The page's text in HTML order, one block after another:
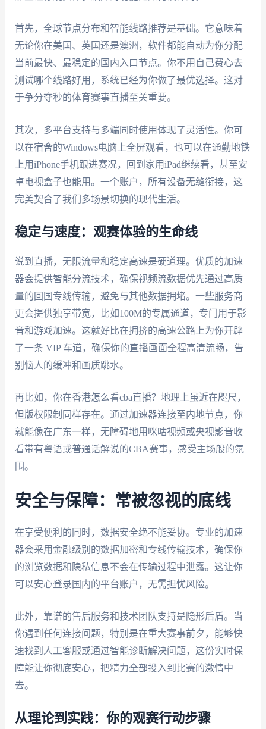
首先，全球节点分布和智能线路推荐是基础。它意味着
无论你在美国、英国还是澳洲，软件都能自动为你分配
当前最快、最稳定的国内入口节点。你不用自己费心去
测试哪个线路好用，系统已经为你做了最优选择。这对
于争分夺秒的体育赛事直播至关重要。
其次，多平台支持与多端同时使用体现了灵活性。你可
以在宿舍的Windows电脑上全屏观看，也可以在通勤地铁
上用iPhone手机跟进赛况，回到家用iPad继续看，甚至安
卓电视盒子也能用。一个账户，所有设备无缝衔接，这
完美契合了我们多场景切换的现代生活。
稳定与速度：观赛体验的生命线
说到直播，无限流量和稳定高速是硬道理。优质的加速
器会提供智能分流技术，确保视频流数据优先通过高质
量的回国专线传输，避免与其他数据拥堵。一些服务商
更会提供独享带宽，比如100M的专属通道，专门用于影
音和游戏加速。这就好比在拥挤的高速公路上为你开辟
了一条 VIP 车道，确保你的直播画面全程高清流畅，告
别恼人的缓冲和画质跳水。
再比如，你在香港怎么看cba直播？地理上虽近在咫尺，
但版权限制同样存在。通过加速器连接至内地节点，你
就能像在广东一样，无障碍地用咪咕视频或央视影音收
看带有粤语或普通话解说的CBA赛事，感受主场般的氛
围。
安全与保障：常被忽视的底线
在享受便利的同时，数据安全绝不能妥协。专业的加速
器会采用金融级别的数据加密和专线传输技术，确保你
的浏览数据和隐私信息不会在传输过程中泄露。这让你
可以安心登录国内的平台账户，无需担忧风险。
此外，靠谱的售后服务和技术团队支持是隐形后盾。当
你遇到任何连接问题，特别是在重大赛事前夕，能够快
速找到人工客服或通过智能诊断解决问题，这份实时保
障能让你彻底安心，把精力全部投入到比赛的激情中
去。
从理论到实践：你的观赛行动步骤